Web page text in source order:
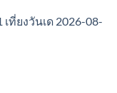
ที่ยงวันเด 2026-08-